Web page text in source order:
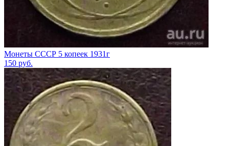
Монеты СССР 5 копеек 1931г
150 руб.